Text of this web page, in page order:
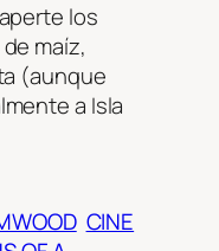
los
maíz,
(aunque
a Isla
CINE